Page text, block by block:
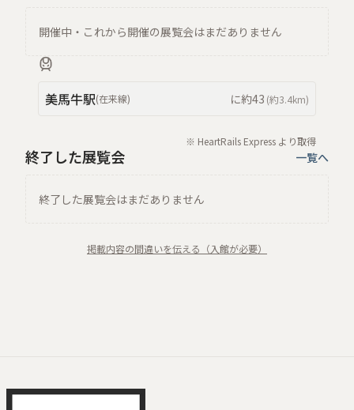
開催中・これから開催の展覧会はまだありません
美馬牛駅(在来線) に約43 (約3.4km)
※ HeartRails Express より取得
終了した展覧会 一覧へ
終了した展覧会はまだありません
掲載内容の間違いを伝える（入館が必要）